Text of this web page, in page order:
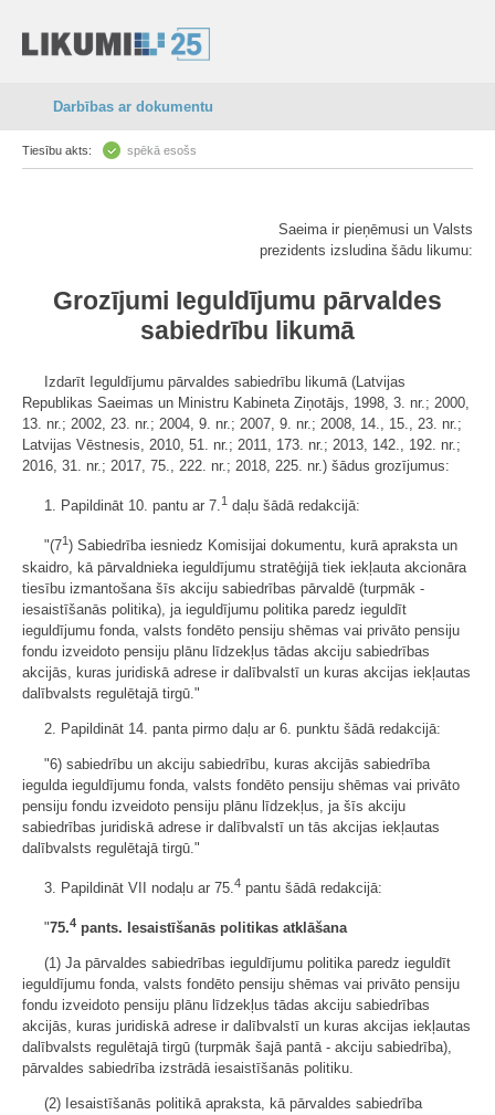
Darbības ar dokumentu
Tiesību akts: spēkā esošs
Saeima ir pieņēmusi un Valsts
prezidents izsludina šādu likumu:
Grozījumi Ieguldījumu pārvaldes
sabiedrību likumā
Izdarīt Ieguldījumu pārvaldes sabiedrību likumā (Latvijas
Republikas Saeimas un Ministru Kabineta Ziņotājs, 1998, 3. nr.; 2000,
13. nr.; 2002, 23. nr.; 2004, 9. nr.; 2007, 9. nr.; 2008, 14., 15., 23. nr.;
Latvijas Vēstnesis, 2010, 51. nr.; 2011, 173. nr.; 2013, 142., 192. nr.;
2016, 31. nr.; 2017, 75., 222. nr.; 2018, 225. nr.) šādus grozījumus:
1. Papildināt 10. pantu ar 7.1 daļu šādā redakcijā:
"(71 ) Sabiedrība iesniedz Komisijai dokumentu, kurā apraksta un
skaidro, kā pārvaldnieka ieguldījumu stratēģijā tiek iekļauta akcionāra
tiesību izmantošana šīs akciju sabiedrības pārvaldē (turpmāk -
iesaistīšanās politika), ja ieguldījumu politika paredz ieguldīt
ieguldījumu fonda, valsts fondēto pensiju shēmas vai privāto pensiju
fondu izveidoto pensiju plānu līdzekļus tādas akciju sabiedrības
akcijās, kuras juridiskā adrese ir dalībvalstī un kuras akcijas iekļautas
dalībvalsts regulētajā tirgū."
2. Papildināt 14. panta pirmo daļu ar 6. punktu šādā redakcijā:
"6) sabiedrību un akciju sabiedrību, kuras akcijās sabiedrība
iegulda ieguldījumu fonda, valsts fondēto pensiju shēmas vai privāto
pensiju fondu izveidoto pensiju plānu līdzekļus, ja šīs akciju
sabiedrības juridiskā adrese ir dalībvalstī un tās akcijas iekļautas
dalībvalsts regulētajā tirgū."
3. Papildināt VII nodaļu ar 75. 4 pantu šādā redakcijā:
"75.4 pants. Iesaistīšanās politikas atklāšana
(1) Ja pārvaldes sabiedrības ieguldījumu politika paredz ieguldīt
ieguldījumu fonda, valsts fondēto pensiju shēmas vai privāto pensiju
fondu izveidoto pensiju plānu līdzekļus tādas akciju sabiedrības
akcijās, kuras juridiskā adrese ir dalībvalstī un kuras akcijas iekļautas
dalībvalsts regulētajā tirgū (turpmāk šajā pantā - akciju sabiedrība),
pārvaldes sabiedrība izstrādā iesaistīšanās politiku.
(2) Iesaistīšanās politikā apraksta, kā pārvaldes sabiedrība